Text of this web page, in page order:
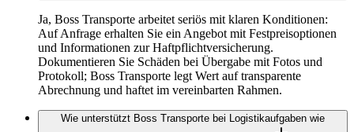
Ja, Boss Transporte arbeitet seriös mit klaren Konditionen:
Auf Anfrage erhalten Sie ein Angebot mit Festpreisoptionen
und Informationen zur Haftpflichtversicherung.
Dokumentieren Sie Schäden bei Übergabe mit Fotos und
Protokoll; Boss Transporte legt Wert auf transparente
Abrechnung und haftet im vereinbarten Rahmen.
Wie unterstützt Boss Transporte bei Logistikaufgaben wie